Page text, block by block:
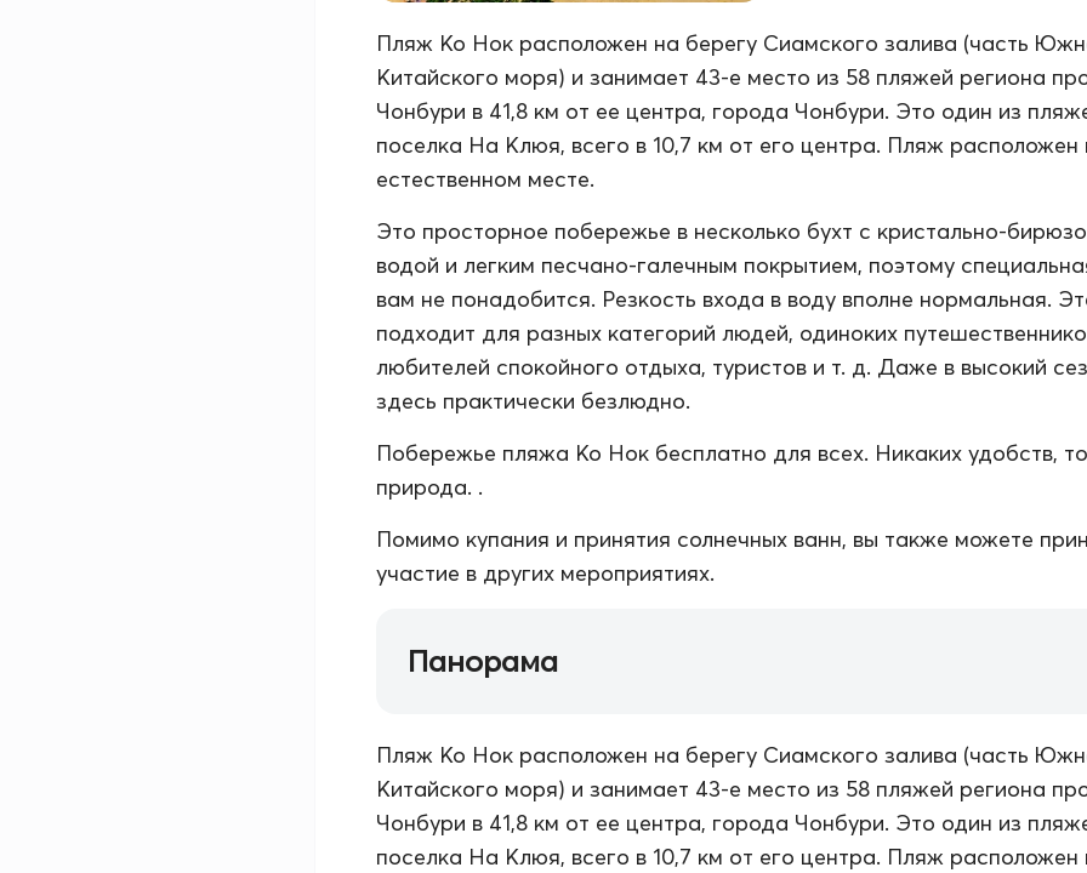
Пляж Ко Нок расположен на берегу Сиамского залива (часть
Китайского моря) и занимает 43-е место из 58 пляжей региона
Чонбури в 41,8 км от ее центра, города Чонбури. Это один из
поселка На Клюя, всего в 10,7 км от его центра. Пляж расположен
естественном месте.
Это просторное побережье в несколько бухт с кристально-
водой и легким песчано-галечным покрытием, поэтому
вам не понадобится. Резкость входа в воду вполне нормальная.
подходит для разных категорий людей, одиноких
любителей спокойного отдыха, туристов и т. д. Даже в высокий
здесь практически безлюдно.
Побережье пляжа Ко Нок бесплатно для всех. Никаких удобств,
природа. .
Помимо купания и принятия солнечных ванн, вы также можете
участие в других мероприятиях.
Панорама
Пляж Ко Нок расположен на берегу Сиамского залива (часть
Китайского моря) и занимает 43-е место из 58 пляжей региона
Чонбури в 41,8 км от ее центра, города Чонбури. Это один из
поселка На Клюя, всего в 10,7 км от его центра. Пляж расположен